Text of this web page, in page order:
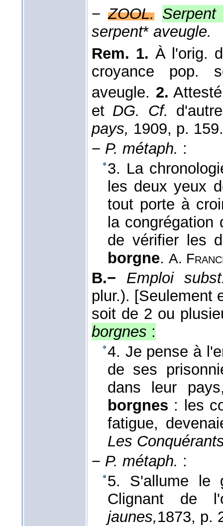
−ZOOL. Serpent
serpent* aveugle.
Rem. 1. À l'orig.
croyance pop.
aveugle. 2.
et DG. Cf.
pays, 1909, p. 159.
− P. métaph. :
3. La
les deux yeux
tout porte à
la congrégation
de vérifier les
borgne. A.
B.−
Emploi
plur.). [Seulement
soit de 2 ou
borgnes :
4. Je pense à
de ses
dans leur
borgnes : les
fatigue,
Les
− P. métaph. :
5. S'allume le
Clignant
jaunes,1873, p.